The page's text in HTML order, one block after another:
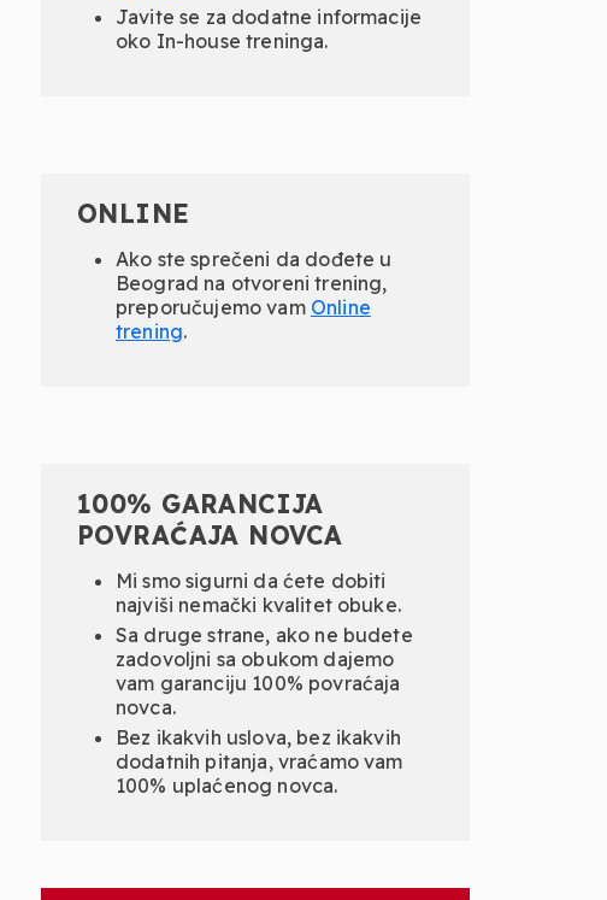
Javite se za dodatne informacije
oko In-house treninga.
ONLINE
Ako ste sprečeni da dođete u
Beograd na otvoreni trening,
preporučujemo vam Online
trening.
100% GARANCIJA
POVRAĆAJA NOVCA
Mi smo sigurni da ćete dobiti
najviši nemački kvalitet obuke.
Sa druge strane, ako ne budete
zadovoljni sa obukom dajemo
vam garanciju 100% povraćaja
novca.
Bez ikakvih uslova, bez ikakvih
dodatnih pitanja, vraćamo vam
100% uplaćenog novca.